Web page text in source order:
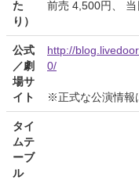
た
り）
前売 4,500円、 当
公式
／劇
場サ
イト
http://
0/
※正式な公演情報
タイ
ムテ
ーブ
ル